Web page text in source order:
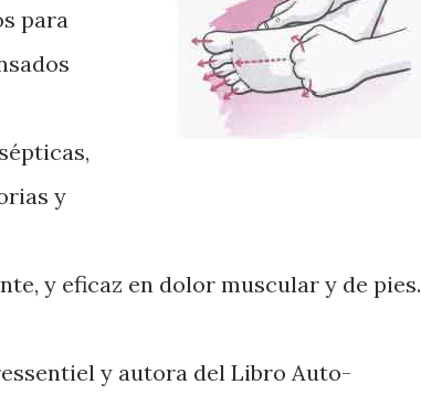
para
y
y eficaz en dolor muscular y de pies.
y autora del Libro Auto-